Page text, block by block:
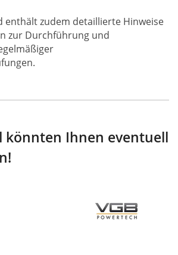
enthält zudem detaillierte Hinweise
zur Durchführung und
könnten Ihnen eventuell